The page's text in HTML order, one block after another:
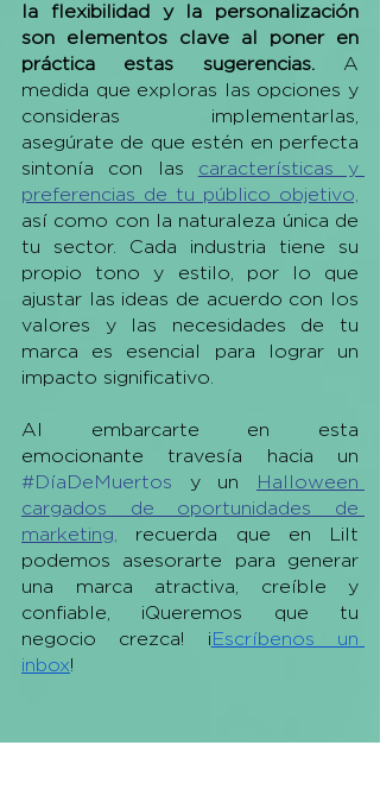
la flexibilidad y la personalización
son elementos clave al poner en
práctica estas sugerencias. A
medida que exploras las opciones y
consideras implementarlas,
asegúrate de que estén en perfecta
sintonía con las características y
preferencias de tu público objetivo,
así como con la naturaleza única de
tu sector. Cada industria tiene su
propio tono y estilo, por lo que
ajustar las ideas de acuerdo con los
valores y las necesidades de tu
marca es esencial para lograr un
impacto significativo.
Al embarcarte en esta
#DíaDeMuertos y un
Halloween
cargados de oportunidades de
marketing,
recuerda que en Lilt
podemos asesorarte para generar
una marca atractiva, creíble y
confiable, ¡Queremos que tu
negocio crezca! ¡Escríbenos un
inbox!